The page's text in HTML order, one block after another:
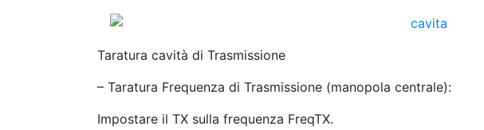
Taratura cavità di Trasmissione
– Taratura Frequenza di Trasmissione (manopola centrale):
Impostare il TX sulla frequenza FreqTX.